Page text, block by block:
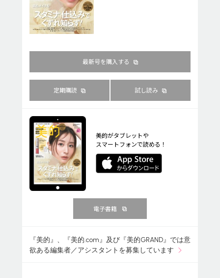
最新号を購入する
定期購読 試し読み
美的がタブレットや
スマートフォンで読める！
電子書籍
『美的』、『美的.com』及び『美的GRAND』では意
欲ある編集者／アシスタントを募集しています